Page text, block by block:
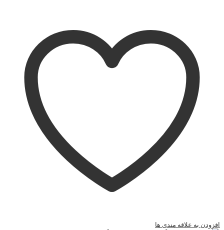
افزودن به علاقه مندی ها